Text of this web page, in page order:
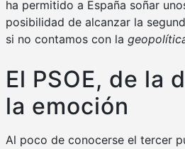
ha permitido a España soñar
posibilidad de alcanzar la
si no contamos con la
El PSOE, de la
la emoción
Al poco de conocerse el tercer